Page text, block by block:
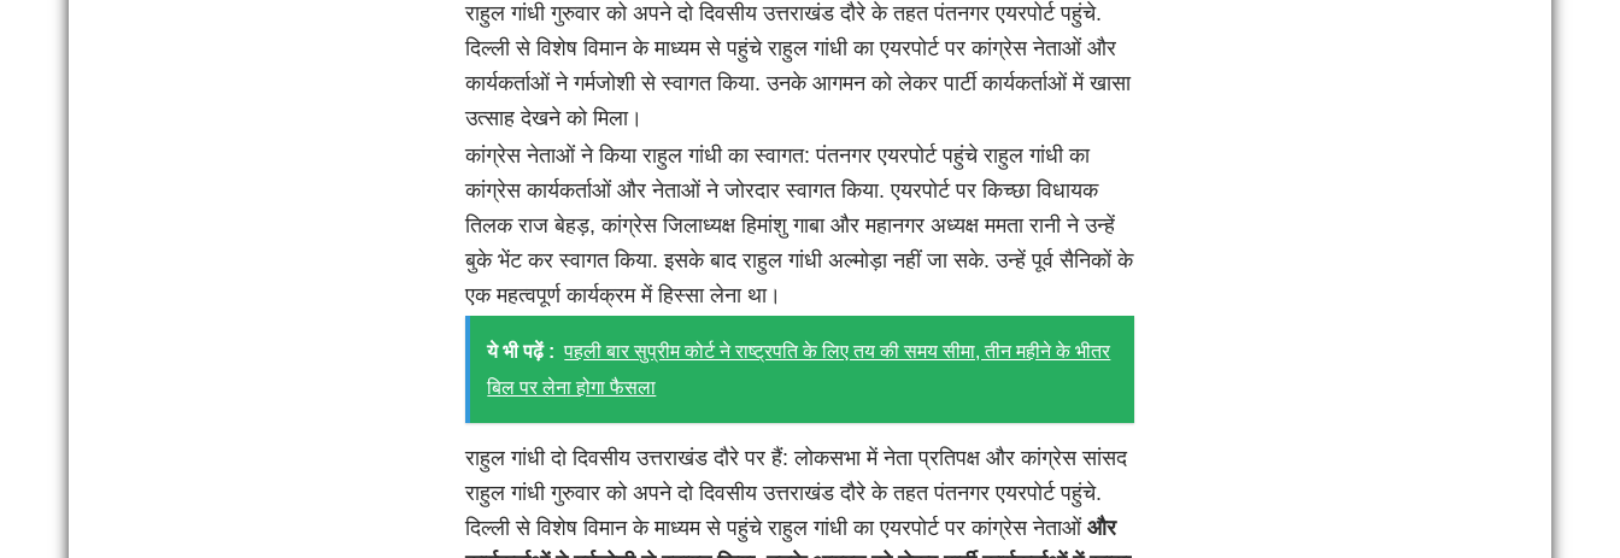
राहुल गांधी गुरुवार को अपने दो दिवसीय उत्तराखंड दौरे के तहत पंतनगर एयरपोर्ट पहुंचे.
दिल्ली से विशेष विमान के माध्यम से पहुंचे राहुल गांधी का एयरपोर्ट पर कांग्रेस नेताओं और
कार्यकर्ताओं ने गर्मजोशी से स्वागत किया. उनके आगमन को लेकर पार्टी कार्यकर्ताओं में खासा
उत्साह देखने को मिला।
कांग्रेस नेताओं ने किया राहुल गांधी का स्वागत: पंतनगर एयरपोर्ट पहुंचे राहुल गांधी का
कांग्रेस कार्यकर्ताओं और नेताओं ने जोरदार स्वागत किया. एयरपोर्ट पर किच्छा विधायक
तिलक राज बेहड़, कांग्रेस जिलाध्यक्ष हिमांशु गाबा और महानगर अध्यक्ष ममता रानी ने उन्हें
बुके भेंट कर स्वागत किया. इसके बाद राहुल गांधी अल्मोड़ा नहीं जा सके. उन्हें पूर्व सैनिकों के
एक महत्वपूर्ण कार्यक्रम में हिस्सा लेना था।
ये भी पढ़ें : पहली बार सुप्रीम कोर्ट ने राष्ट्रपति के लिए तय की समय सीमा, तीन महीने के भीतर
बिल पर लेना होगा फैसला
राहुल गांधी दो दिवसीय उत्तराखंड दौरे पर हैं: लोकसभा में नेता प्रतिपक्ष और कांग्रेस सांसद
राहुल गांधी गुरुवार को अपने दो दिवसीय उत्तराखंड दौरे के तहत पंतनगर एयरपोर्ट पहुंचे.
दिल्ली से विशेष विमान के माध्यम से पहुंचे राहुल गांधी का एयरपोर्ट पर कांग्रेस नेताओं और